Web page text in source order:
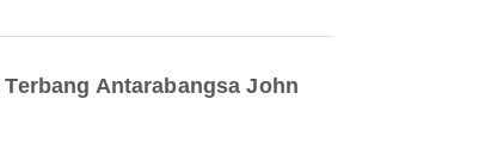
Antarabangsa John